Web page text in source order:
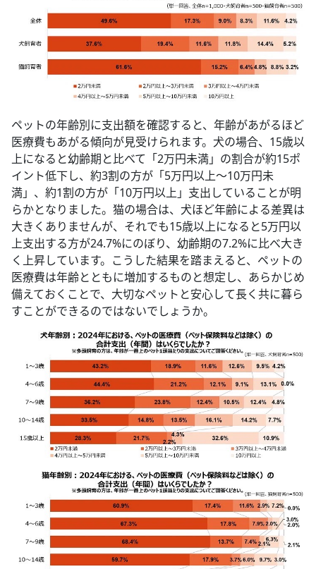
ペットの年齢別に支出額を確認すると、年齢があがるほど
医療費もあがる傾向が見受けられます。犬の場合、15歳以
上になると幼齢期と比べて「2万円未満」の割合が約15ポ
イント低下し、約3割の方が「5万円以上～10万円未
満」、約1割の方が「10万円以上」支出していることが明
らかとなりました。猫の場合は、犬ほど年齢による差異は
大きくありませんが、それでも15歳以上になると5万円以
上支出する方が24.7%にのぼり、幼齢期の7.2%に比べ大き
く上昇しています。こうした結果を踏まえると、ペットの
医療費は年齢とともに増加するものと想定し、あらかじめ
備えておくことで、大切なペットと安心して長く共に暮ら
すことができるのではないでしょうか。